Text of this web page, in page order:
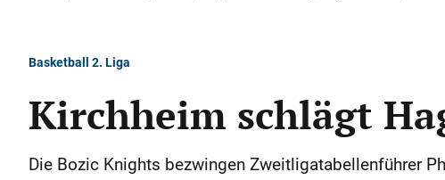
Basketball 2. Liga
Kirchheim schlägt
Die Bozic Knights bezwingen Zweitligatabellenführer